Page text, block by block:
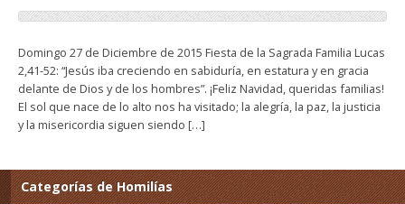
Domingo 27 de Diciembre de 2015 Fiesta de la Sagrada Familia Lucas
2,41-52: “Jesús iba creciendo en sabiduría, en estatura y en gracia
delante de Dios y de los hombres”. ¡Feliz Navidad, queridas familias!
El sol que nace de lo alto nos ha visitado; la alegría, la paz, la justicia
y la misericordia siguen siendo […]
Categorías de Homilías